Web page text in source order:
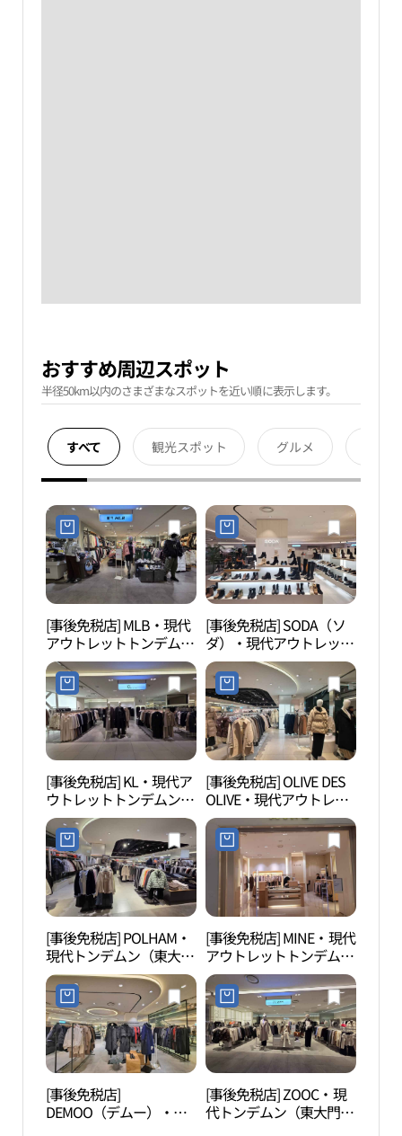
おすすめ周辺スポット
半径50km以内のさまざまなスポットを近い順に表示します。
すべて 観光スポット グルメ
[事後免税店] MLB・現代
アウトレットトンデムン
（東大門）店(MLB 현대
아울렛 동대문점)
[事後免税店] SODA（ソ
ダ）・現代アウトレット
トンデムン（東大門）店
(소다 현대아울렛 동대문
점)
[事後免税店] KL・現代ア
ウトレットトンデムン
（東大門）店(KL 현대아
울렛 동대문점)
[事後免税店] OLIVE DES
OLIVE・現代アウトレッ
トトンデムン（東大門）
店(올리브데올리브 현대
아울렛 동대문점)
[事後免税店] POLHAM・
現代トンデムン（東大
門）(폴햄 현대아울렛 동
대문점)
[事後免税店] MINE・現代
アウトレットトンデムン
（東大門）店(마인 현대
아울렛 동대문점)
[事後免税店]
DEMOO（デムー）・現
[事後免税店] ZOOC・現
代トンデムン（東大門）